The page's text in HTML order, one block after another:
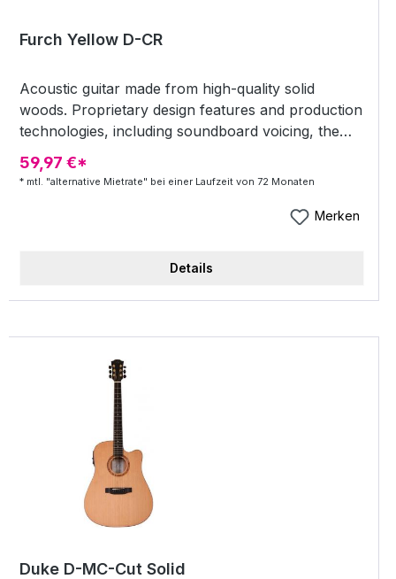
Furch Yellow D-CR
Acoustic guitar made from high-quality solid
woods. Proprietary design features and production
technologies, including soundboard voicing, the
revolutionary Furch CNR System® neck joint, and
Full-Pore High-Gloss Finish. Stylish appearance
and green abalone inlays, artificial tortoise body
of-pearl oval Eclipse fingerboard position markers.
CR guitars feature a soundboard from carefully
and discreet amber appointments combined with
premium tonewoods lend Furch Yellow CR
instruments an attractive classy look. Cedar
produces a warm and round timbre that translates
into a very balanced sound that is suitable for
versatile multipurpose instruments.
59,97 €*
* mtl. "alternative Mietrate" bei einer Laufzeit von 72 Monaten
Merken
Details
Duke D-MC-Cut Solid